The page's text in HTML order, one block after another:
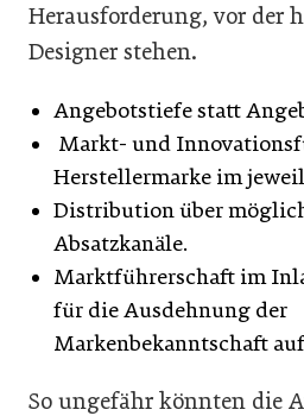
Herausforderung, vor der
Designer stehen.
Angebotstiefe statt
Markt- und
Herstellermarke im
Distribution über
Absatzkanäle.
Marktführerschaft im
für die Ausdehnung der
Markenbekanntschaft
So ungefähr könnten die